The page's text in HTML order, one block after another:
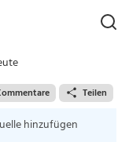
Teilen
hinzufügen